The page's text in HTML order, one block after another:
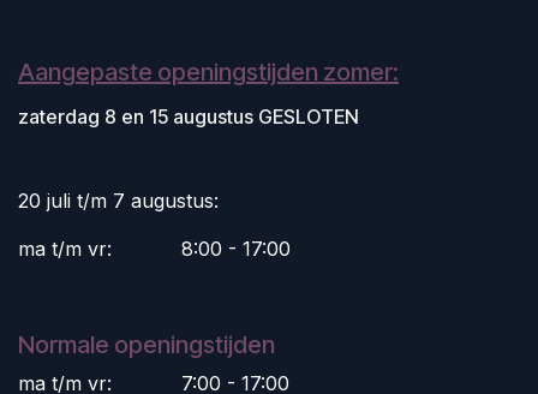
Aangepaste openingstijden zomer:
zaterdag 8 en 15 augustus GESLOTEN
20 juli t/m 7 augustus:
ma t/m vr:
​8:00 - 17:00
Normale openingstijden
ma t/m vr:
​7:00 - 17:00